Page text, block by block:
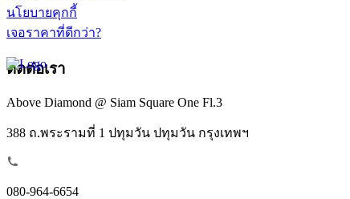
นโยบายคุกกี้
เจอราคาที่ดีกว่า?
ติดต่อเรา
Above Diamond @ Siam Square One Fl.3
388 ถ.พระรามที่ 1 ปทุมวัน ปทุมวัน กรุงเทพฯ
080-964-6654